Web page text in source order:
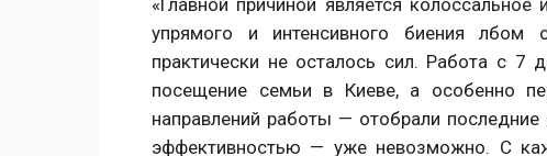
«Главной причиной является
упрямого и интенсивного биения лбом
практически не осталось сил. Работа с 7
посещение семьи в Киеве, а особенно
направлений работы — отобрали
эффективностью — уже невозможно. С